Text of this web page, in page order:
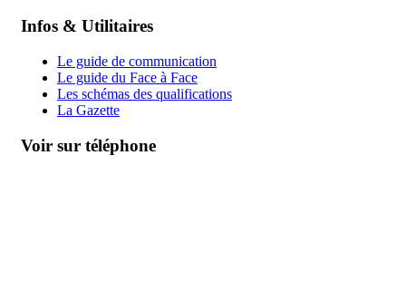
Infos & Utilitaires
Le guide de communication
Le guide du Face à Face
Les schémas des qualifications
La Gazette
Voir sur téléphone